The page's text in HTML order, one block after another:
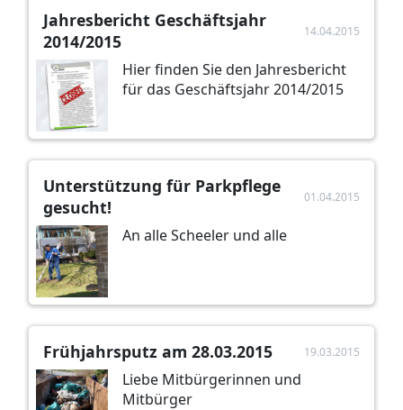
Jahresbericht Geschäftsjahr
2014/2015
14.04.2015
Hier finden Sie den Jahresbericht
für das Geschäftsjahr 2014/2015
Unterstützung für Parkpflege
gesucht!
01.04.2015
An alle Scheeler und alle
Frühjahrsputz am 28.03.2015 19.03.2015
Liebe Mitbürgerinnen und
Mitbürger